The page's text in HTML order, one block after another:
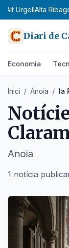
Alt UrgellAlta
Diari de
Economia
Inici / Anoia / la
Anoia
1 notícia